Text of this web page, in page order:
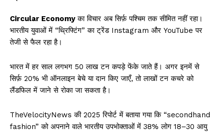
Circular Economyका विचार अब सिर्फ़ पश्चिम तक सीमित नहीं रहा।
भारतीय युवाओं में “थ्रिफ्टिंग” का ट्रेंड Instagram और YouTube पर
तेजी से फैल रहा है।
भारत में हर साल लगभग 50 लाख टन कपड़े फेंके जाते हैं। अगर इनमें से
सिर्फ़ 20% भी ऑनलाइन बेचे या दान किए जाएँ, तो लाखों टन कचरे को
लैंडफिल में जाने से रोका जा सकता है।
TheVelocityNews की 2025 रिपोर्ट में बताया गया कि “secondhand
fashion” को अपनाने वाले भारतीय उपभोक्ताओं में 38% लोग 18–30 आयु